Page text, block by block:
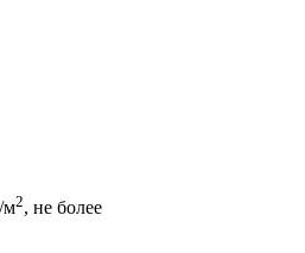
м2, не более